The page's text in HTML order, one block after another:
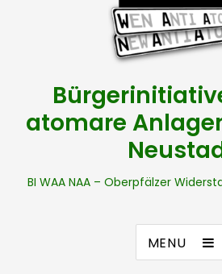
atomare
BI WAA NAA – Oberpfälzer
MENU